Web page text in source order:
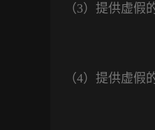
（3）提供虚假
（4）提供虚假